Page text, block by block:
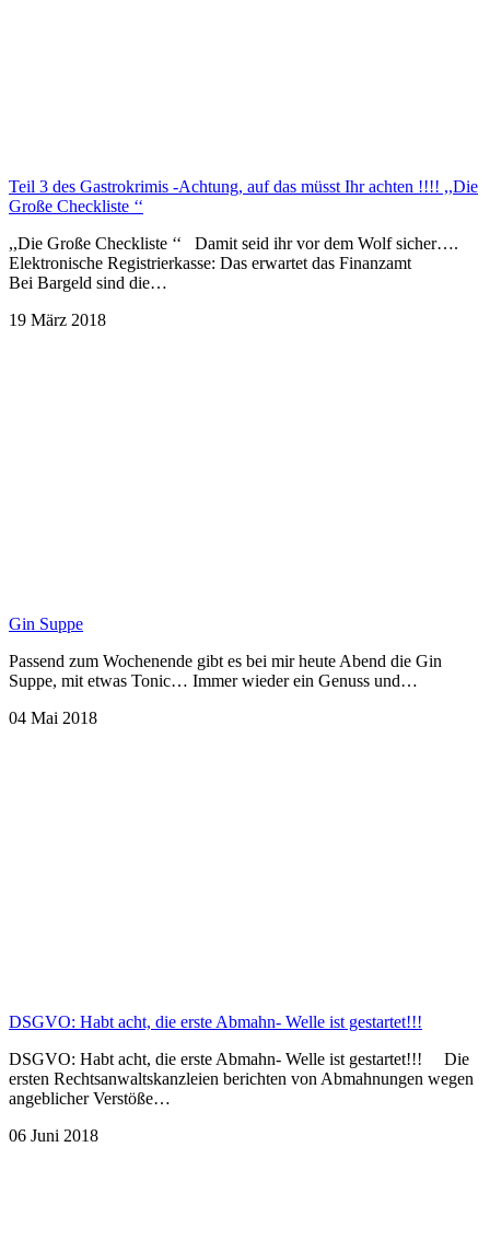
Teil 3 des Gastrokrimis -Achtung, auf das müsst Ihr achten !!!! ,,Die
Große Checkliste ‘‘
,,Die Große Checkliste ‘‘ Damit seid ihr vor dem Wolf sicher….
Elektronische Registrierkasse: Das erwartet das Finanzamt
Bei Bargeld sind die…
19 März 2018
Gin Suppe
Passend zum Wochenende gibt es bei mir heute Abend die Gin
Suppe, mit etwas Tonic… Immer wieder ein Genuss und…
04 Mai 2018
DSGVO: Habt acht, die erste Abmahn- Welle ist gestartet!!!
DSGVO: Habt acht, die erste Abmahn- Welle ist gestartet!!! Die
ersten Rechtsanwaltskanzleien berichten von Abmahnungen wegen
angeblicher Verstöße…
06 Juni 2018